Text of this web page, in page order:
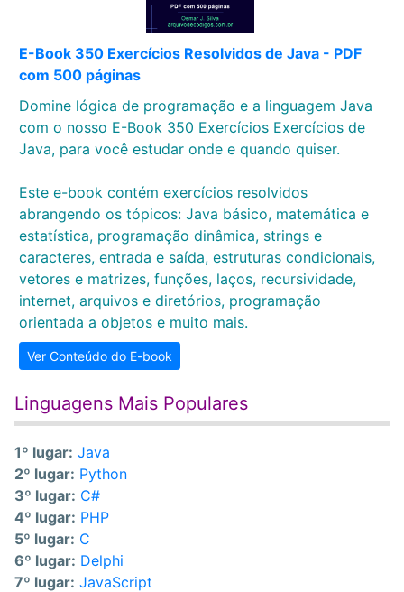
E-Book 350 Exercícios Resolvidos de Java - PDF
com 500 páginas
Domine lógica de programação e a linguagem Java
com o nosso E-Book 350 Exercícios Exercícios de
Java, para você estudar onde e quando quiser.
Este e-book contém exercícios resolvidos
abrangendo os tópicos: Java básico, matemática e
estatística, programação dinâmica, strings e
caracteres, entrada e saída, estruturas condicionais,
vetores e matrizes, funções, laços, recursividade,
internet, arquivos e diretórios, programação
orientada a objetos e muito mais.
Ver Conteúdo do E-book
Linguagens Mais Populares
1º lugar: Java
2º lugar: Python
3º lugar: C#
4º lugar: PHP
5º lugar: C
6º lugar: Delphi
7º lugar: JavaScript